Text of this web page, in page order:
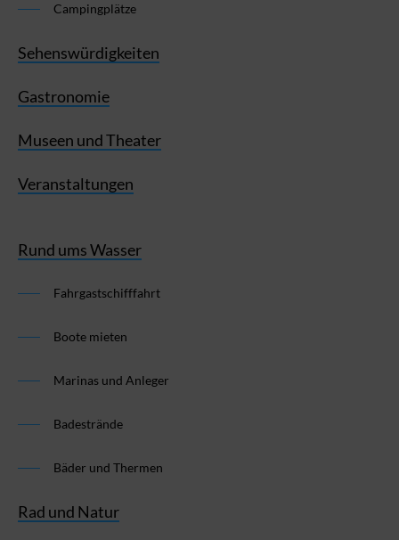
Campingplätze
Sehenswürdigkeiten
Gastronomie
Museen und Theater
Veranstaltungen
Rund ums Wasser
Fahrgastschifffahrt
Boote mieten
Marinas und Anleger
Badestrände
Bäder und Thermen
Rad und Natur